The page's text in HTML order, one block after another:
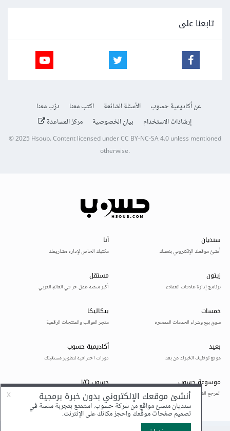
تابعنا على
عن أكاديمية حسوب الأسئلة الشائعة اكتب معنا
درّب معنا
إرشادات الاستخدام
بيان الخصوصية مركز المساعدة
© 2025Hsoub.Content licensed underCC BY-NC-SA 4.0unless mentioned
otherwise.